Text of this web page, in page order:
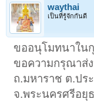
waythai
เป็นที่รู้จักกันดี
ขออนุโมทนาใน
ขอความกรุณาส่
ถ.มหาราช ต.ปร
จ.พระนครศรีอยุ